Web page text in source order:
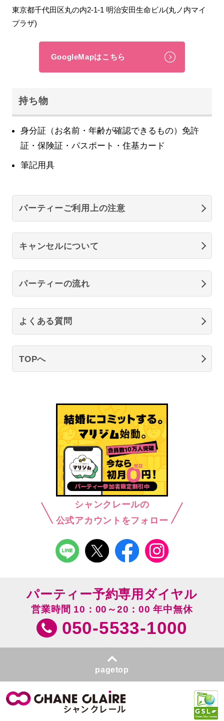
東京都千代田区丸の内2-1-1 明治安田生命ビル(丸ノ内マイ
プラザ)
GoogleMapはこちら
持ち物
身分証（お名前・年齢が確認できるもの）免許
証・保険証・パスポート・住基カード
筆記用具
パーティーご利用上の注意
キャンセルについて
パーティーの流れ
よくある質問
TOPへ
シャンクレールの
公式アカウントをフォロー
パーティー予約専用ダイヤル
営業時間 10：00～20：00 年中無休
050-5533-1000
pagetop